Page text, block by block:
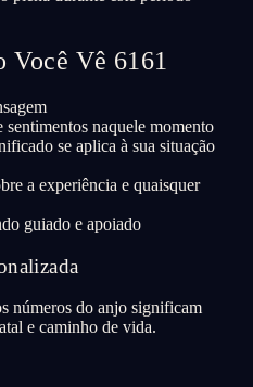
Você Vê 6161
sentimentos naquele momento
se aplica à sua situação
a experiência e quaisquer
guiado e apoiado
números do anjo significam
e caminho de vida.